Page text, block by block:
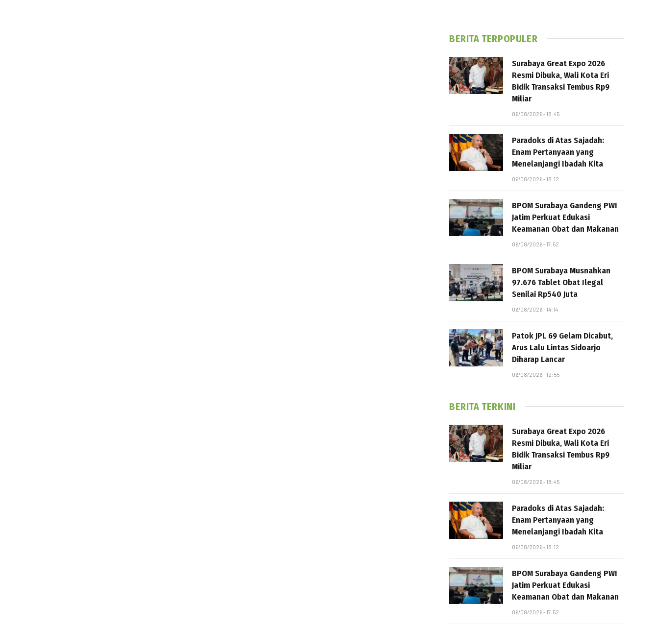
BERITA TERPOPULER
Surabaya Great Expo 2026
Resmi Dibuka, Wali Kota Eri
Bidik Transaksi Tembus Rp9
Miliar
06/08/2026 - 18:45
Paradoks di Atas Sajadah:
Enam Pertanyaan yang
Menelanjangi Ibadah Kita
06/08/2026 - 18:12
BPOM Surabaya Gandeng PWI
Jatim Perkuat Edukasi
Keamanan Obat dan Makanan
06/08/2026 - 17:52
BPOM Surabaya Musnahkan
97.676 Tablet Obat Ilegal
Senilai Rp540 Juta
06/08/2026 - 14:14
Patok JPL 69 Gelam Dicabut,
Arus Lalu Lintas Sidoarjo
Diharap Lancar
06/08/2026 - 12:55
BERITA TERKINI
Surabaya Great Expo 2026
Resmi Dibuka, Wali Kota Eri
Bidik Transaksi Tembus Rp9
Miliar
06/08/2026 - 18:45
Paradoks di Atas Sajadah:
Enam Pertanyaan yang
Menelanjangi Ibadah Kita
06/08/2026 - 18:12
BPOM Surabaya Gandeng PWI
Jatim Perkuat Edukasi
Keamanan Obat dan Makanan
06/08/2026 - 17:52